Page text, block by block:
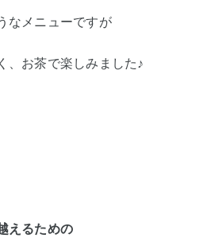
なメニューですが
、お茶で楽しみました♪
えるための